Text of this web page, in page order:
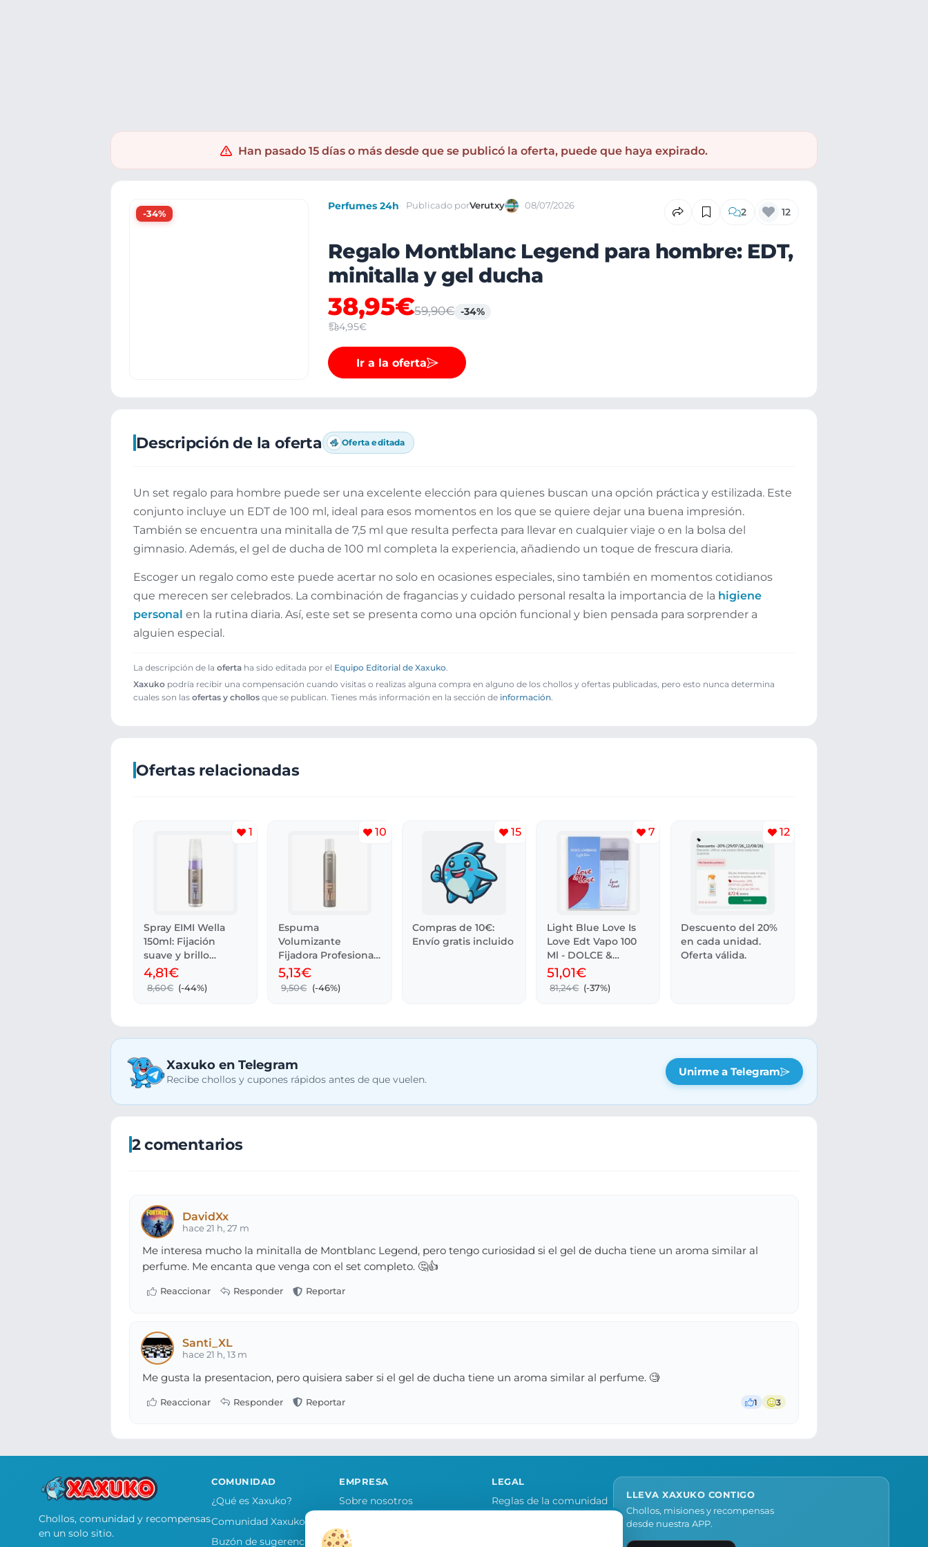
Han pasado 15 días o más desde que se publicó la oferta, puede que haya expirado.
-34%
Perfumes 24h Publicado porVerutxy 08/07/2026 2 12
Regalo Montblanc Legend para hombre: EDT,
minitalla y gel ducha
38,95€59,90€ -34%
4,95€
Ir a la oferta
Descripción de la oferta Oferta editada
Un set regalo para hombre puede ser una excelente elección para quienes buscan una opción práctica y estilizada. Este
conjunto incluye un EDT de 100 ml, ideal para esos momentos en los que se quiere dejar una buena impresión.
También se encuentra una minitalla de 7,5 ml que resulta perfecta para llevar en cualquier viaje o en la bolsa del
gimnasio. Además, el gel de ducha de 100 ml completa la experiencia, añadiendo un toque de frescura diaria.
Escoger un regalo como este puede acertar no solo en ocasiones especiales, sino también en momentos cotidianos
que merecen ser celebrados. La combinación de fragancias y cuidado personal resalta la importancia de la higiene
personal en la rutina diaria. Así, este set se presenta como una opción funcional y bien pensada para sorprender a
alguien especial.
La descripción de la oferta ha sido editada por el Equipo Editorial de Xaxuko
Xaxuko podría recibir una compensación cuando visitas o realizas alguna compra en alguno de los chollos y ofertas publicadas, pero esto nunca determina
cuales son las ofertas y chollos que se publican. Tienes más información en la sección de información
Ofertas relacionadas
1
Spray EIMI Wella
150ml: Fijación
suave y brillo
térmico
4,81€
8,60€ (-44%)
10
Espuma
Volumizante
Fijadora Profesional
EIMI de Wella
5,13€
9,50€ (-46%)
15
Compras de 10€:
Envío gratis incluido
7
Light Blue Love Is
Love Edt Vapo 100
Ml - DOLCE &
GABBANA
51,01€
81,24€ (-37%)
12
Descuento del 20%
en cada unidad.
Oferta válida.
Xaxuko en Telegram
Recibe chollos y cupones rápidos antes de que vuelen.
Unirme a Telegram
2 comentarios
DavidXx
hace 21 h, 27 m
Me interesa mucho la minitalla de Montblanc Legend, pero tengo curiosidad si el gel de ducha tiene un aroma similar al
perfume. Me encanta que venga con el set completo. 🤔👍
Santi_XL
hace 21 h, 13 m
Me gusta la presentacion, pero quisiera saber si el gel de ducha tiene un aroma similar al perfume. 🧐
1 3
Chollos, comunidad y recompensas
en un solo sitio.
COMUNIDAD
¿Qué es Xaxuko?
Comunidad Xaxuko
Buzón de sugerencias
EMPRESA
Sobre nosotros
Contacto
LEGAL
Reglas de la comunidad
LLEVA XAXUKO CONTIGO
Chollos, misiones y recompensas
desde nuestra APP.